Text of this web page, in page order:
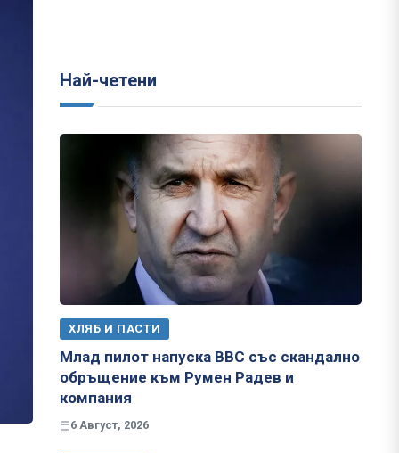
Най-четени
ХЛЯБ И ПАСТИ
Млад пилот напуска ВВС със скандално
обръщение към Румен Радев и
компания
6 Август, 2026